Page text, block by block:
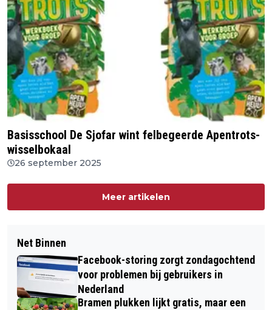
Basisschool De Sjofar wint felbegeerde Apentrots-
wisselbokaal
26 september 2025
Meer artikelen
Net Binnen
Facebook-storing zorgt zondagochtend
voor problemen bij gebruikers in
Nederland
Bramen plukken lijkt gratis, maar een